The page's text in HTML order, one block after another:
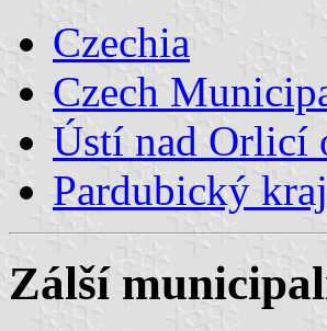
Czechia
Czech
Ústí nad Orlicí
Pardubický kraj
Zálší